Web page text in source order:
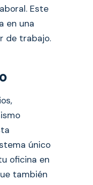
Este
en una
de trabajo.
único
oficina en
también